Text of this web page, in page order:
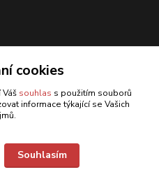
cookies
souhlas s použitím souborů
informace týkající se Vašich
Souhlasím